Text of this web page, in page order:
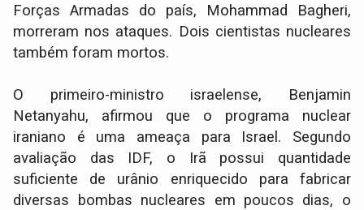
Forças Armadas do país, Mohammad Bagheri,
morreram nos ataques. Dois cientistas nucleares
também foram mortos.
O primeiro-ministro israelense, Benjamin
Netanyahu, afirmou que o programa nuclear
iraniano é uma ameaça para Israel. Segundo
avaliação das IDF, o Irã possui quantidade
suficiente de urânio enriquecido para fabricar
diversas bombas nucleares em poucos dias, o